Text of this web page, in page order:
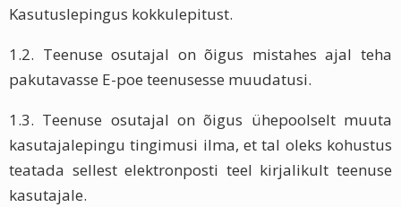
Kasutuslepingus kokkulepitust.
1.2. Teenuse osutajal on õigus mistahes ajal teha
pakutavasse E-poe teenusesse muudatusi.
1.3. Teenuse osutajal on õigus ühepoolselt muuta
kasutajalepingu tingimusi ilma, et tal oleks kohustus
teatada sellest elektronposti teel kirjalikult teenuse
kasutajale.